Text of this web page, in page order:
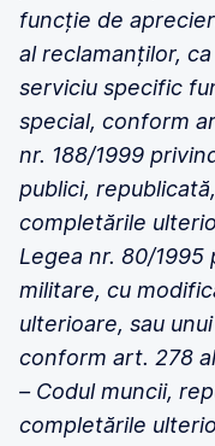
funcție de
al reclamanților,
serviciu specific
special, conform
nr. 188/1999
publici,
completările
Legea nr. 80/
militare, cu
ulterioare, sau
conform art. 278
– Codul muncii,
completările